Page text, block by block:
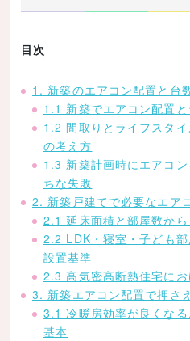
目次
1. 新築のエアコン配置と台
1.1 新築でエアコン配置
1.2 間取りとライフスタ
の考え方
1.3 新築計画時にエアコ
ちな失敗
2. 新築戸建てで必要なエア
2.1 延床面積と部屋数か
2.2 LDK・寝室・子ども
設置基準
2.3 高気密高断熱住宅に
3. 新築エアコン配置で押さ
3.1 冷暖房効率が良くな
基本